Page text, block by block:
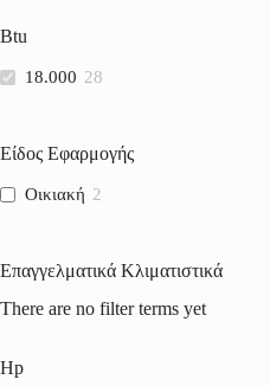
Btu
18.000 28
Είδος Εφαρμογής
Οικιακή 2
Επαγγελματικά Κλιματιστικά
There are no filter terms yet
Hp